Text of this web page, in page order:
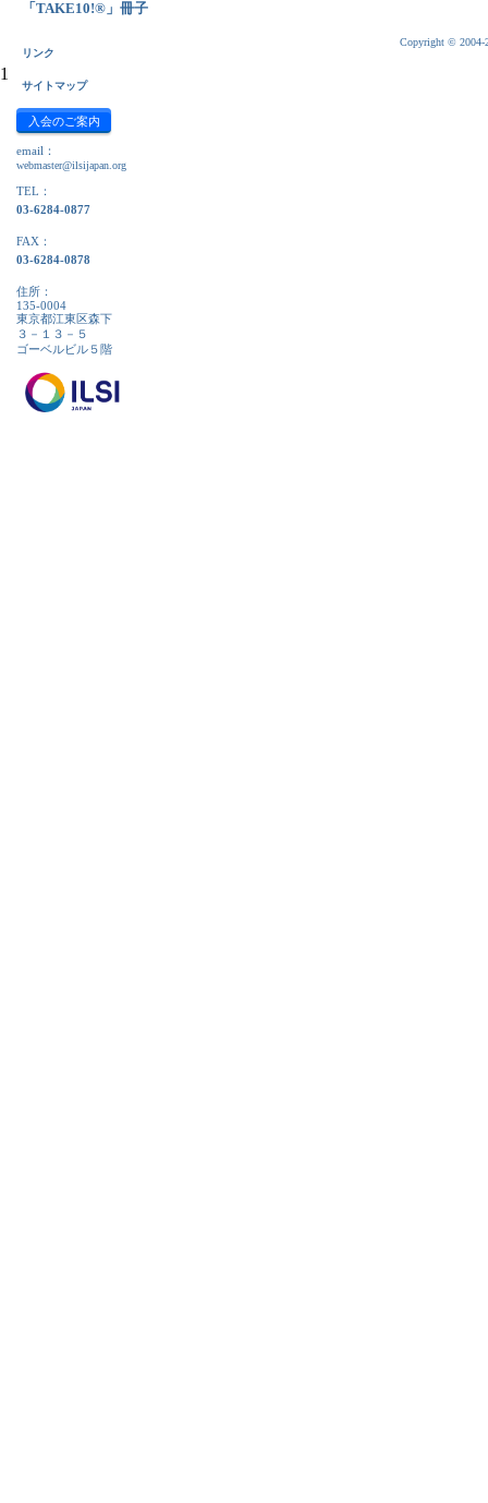
「TAKE10!®」冊子
リンク
サイトマップ
入会のご案内
email：
webmaster@ilsijapan.org
TEL：
03-6284-0877
FAX：
03-6284-0878
住所：
135-0004
東京都江東区森下
３－１３－５
ゴーベルビル５階
Copyright © 2004-
1